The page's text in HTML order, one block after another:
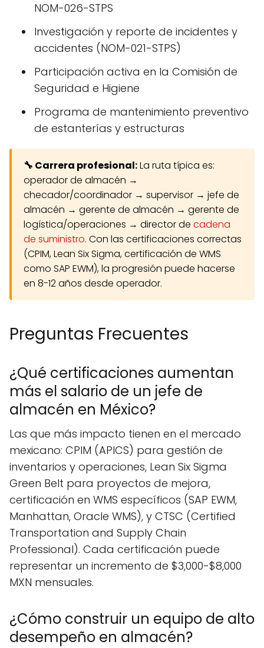
NOM-026-STPS
Investigación y reporte de incidentes y
accidentes (NOM-021-STPS)
Participación activa en la Comisión de
Seguridad e Higiene
Programa de mantenimiento preventivo
de estanterías y estructuras
🔧 Carrera profesional:La ruta típica es:
operador de almacén →
checador/coordinador → supervisor → jefe de
almacén → gerente de almacén → gerente de
logística/operaciones → director de cadena
de suministro. Con las certificaciones correctas
(CPIM, Lean Six Sigma, certificación de WMS
como SAP EWM), la progresión puede hacerse
en 8-12 años desde operador.
Preguntas Frecuentes
¿Qué certificaciones aumentan
más el salario de un jefe de
almacén en México?
Las que más impacto tienen en el mercado
mexicano: CPIM (APICS) para gestión de
inventarios y operaciones, Lean Six Sigma
Green Belt para proyectos de mejora,
certificación en WMS específicos (SAP EWM,
Manhattan, Oracle WMS), y CTSC (Certified
Transportation and Supply Chain
Professional). Cada certificación puede
representar un incremento de $3,000-$8,000
MXN mensuales.
¿Cómo construir un equipo de alto
desempeño en almacén?